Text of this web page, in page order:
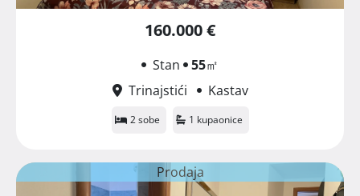
160.000 €
Stan 55㎡
Trinajstići
Kastav
2 sobe 1 kupaonice
Prodaja